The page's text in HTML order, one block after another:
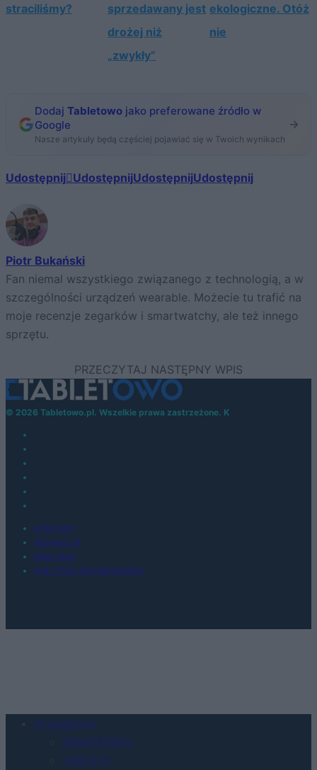
straciliśmy?
sprzedawany jest
drożej niż
„zwykły”
ekologiczne. Otóż
nie
Dodaj Tabletowo jako preferowane źródło w
Google
Nasze artykuły będą częściej pojawiać się w Twoich wynikach
Udostępnij UdostępnijUdostępnijUdostępnij
Piotr Bukański
Fan niemal wszystkiego związanego z technologią, a w
szczególności urządzeń wearable. Możecie tu trafić na
moje recenzje zegarków i smartwatchy, ale też innego
sprzętu.
© 2026 Tabletowo.pl. Wszelkie prawa zastrzeżone. K
KONTAKT
REDAKCJA
REKLAMA
POLITYKA PRYWATNOŚCI
Urządzenia
SMARTFONY
TABLETY